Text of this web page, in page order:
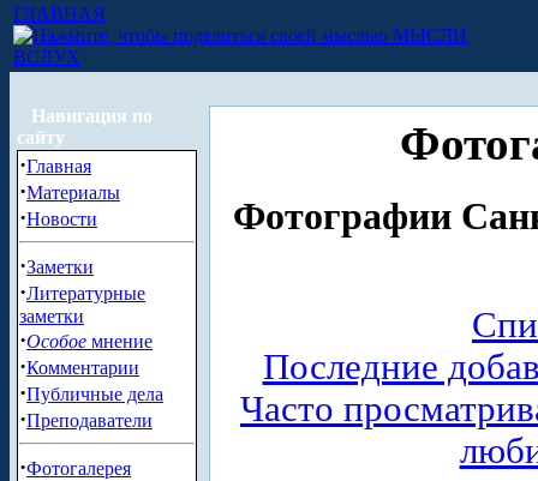
ГЛАВНАЯ
МЫСЛИ
ВСЛУХ
Навигация по
сайту
·Главная
·Материалы
·Новости
·Заметки
·Литературные
заметки
·Особое мнение
·Комментарии
·Публичные дела
·Преподаватели
·Фотогалерея
Фотографии
Последние
Часто